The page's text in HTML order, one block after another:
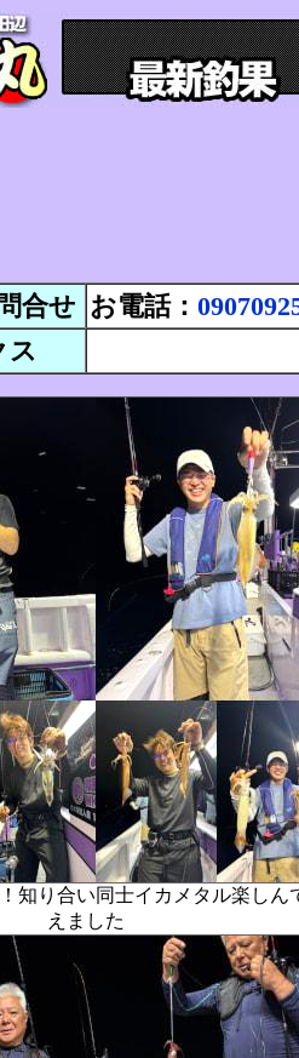
合せ お電話：
ス
知り合い同士イカメタル楽しん
えました